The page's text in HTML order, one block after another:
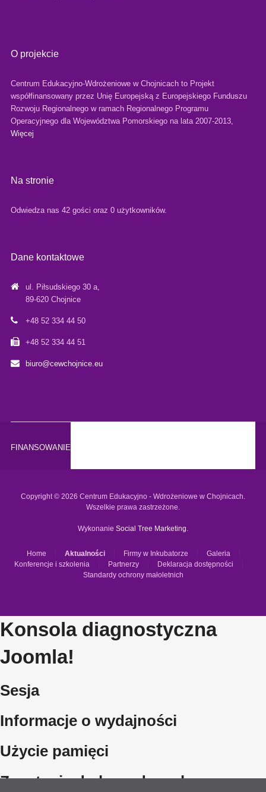
O projekcie
Centrum Edukacyjno-Wdrożeniowe w Chojnicach to Projekt
współfinansowany przez Unię Europejską z Europejskiego Funduszu
Rozwoju Regionalnego w ramach Regionalnego Programu
Operacyjnego dla Województwa Pomorskiego na lata 2007-2013,
Więcej
Na stronie
Odwiedza nas 42 gości oraz 0 użytkowników.
Dane kontaktowe
ul. Piłsudskiego 30 a,
89-620 Chojnice
+48 52 334 44 50
+48 52 334 44 51
biuro@cewchojnice.eu
FINANSOWANIE
Copyright © 2026 Centrum Edukacyjno - Wdrożeniowe w Chojnicach.
Wszelkie prawa zastrzeżone.
Wykonanie Social Tree Marketing.
Home Aktualności Firmy w Inkubatorze
Galeria
Konferencje i szkolenia
Partnerzy
Deklaracja dostępności
Standardy ochrony małoletnich
Konsola diagnostyczna
Joomla!
Sesja
Informacje o wydajności
Użycie pamięci
Zapytania do bazy danych